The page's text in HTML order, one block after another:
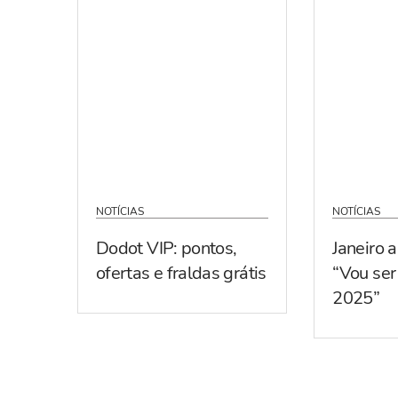
NOTÍCIAS
Dodot VIP: pontos,
ofertas e fraldas grátis
NOTÍCIAS
Janeiro
“Vou
2025”